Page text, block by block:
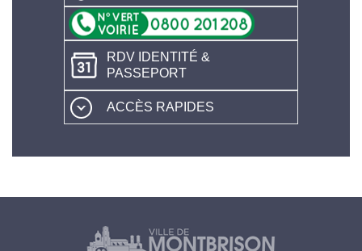
RDV IDENTITÉ &
PASSEPORT
ACCÈS RAPIDES